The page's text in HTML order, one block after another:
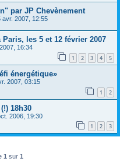
par JP Chevènement
avr. 2007, 12:55
les 5 et 12 février 2007
16:34
1 2 3 4 5
énergétique»
2007, 03:15
1 2
18h30
2006, 19:30
1 2 3
1 sur 1